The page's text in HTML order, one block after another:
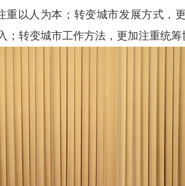
以人为本；转变城市发展方式，
转变城市工作方法，更加注重统筹